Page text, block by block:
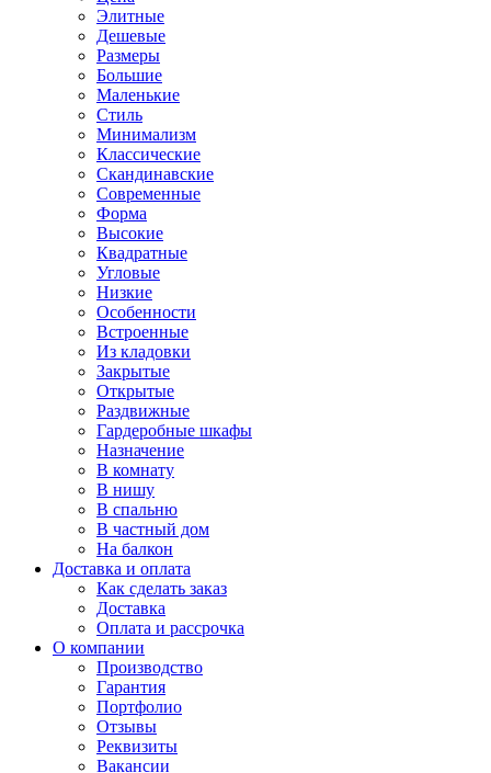
Элитные
Дешевые
Размеры
Большие
Маленькие
Стиль
Минимализм
Классические
Скандинавские
Современные
Форма
Высокие
Квадратные
Угловые
Низкие
Особенности
Встроенные
Из кладовки
Закрытые
Открытые
Раздвижные
Гардеробные шкафы
Назначение
В комнату
В нишу
В спальню
В частный дом
На балкон
Доставка и оплата
Как сделать заказ
Доставка
Оплата и рассрочка
О компании
Производство
Гарантия
Портфолио
Отзывы
Реквизиты
Вакансии